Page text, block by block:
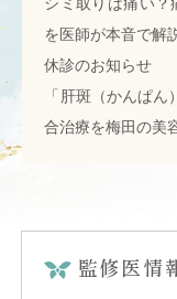
を医師が本音で解
休診のお知らせ
「肝斑（かんぱ
合治療を梅田の美
監修医情